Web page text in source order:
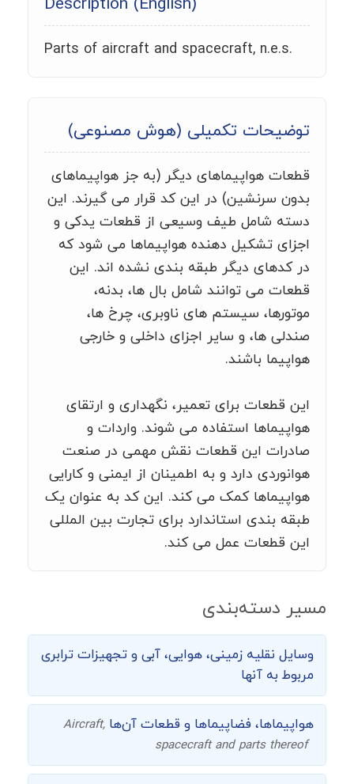
Parts of aircraft and spacecraft, n.e.s.
توضیحات تکمیلی (هوش مصنوعی)
قطعات هواپیماهای دیگر (به جز هواپیماهای
بدون سرنشین) در این کد قرار می گیرند. این
دسته شامل طیف وسیعی از قطعات یدکی و
اجزای تشکیل دهنده هواپیماها می شود که
در کدهای دیگر طبقه بندی نشده اند. این
قطعات می توانند شامل بال ها، بدنه،
موتورها، سیستم های ناوبری، چرخ ها،
صندلی ها، و سایر اجزای داخلی و خارجی
هواپیما باشند.
این قطعات برای تعمیر، نگهداری و ارتقای
هواپیماها استفاده می شوند. واردات و
صادرات این قطعات نقش مهمی در صنعت
هوانوردی دارد و به اطمینان از ایمنی و کارایی
هواپیماها کمک می کند. این کد به عنوان یک
طبقه بندی استاندارد برای تجارت بین المللی
این قطعات عمل می کند.
مسیر دسته‌بندی
وسایل نقلیه زمینی، هوایی، آبی و تجهیزات ترابری
مربوط به آنها
هواپیماها، فضاپیماها و قطعات آن‌ها Aircraft,
spacecraft and parts thereof